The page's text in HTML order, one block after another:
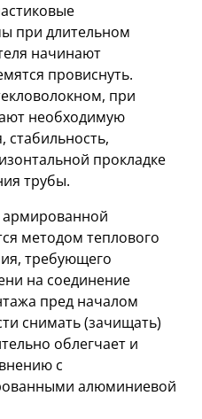
при длительном
начинают
провиснуть.
при
необходимую
стабильность,
прокладке
трубы.
методом теплового
требующего
на соединение
пред началом
снимать (зачищать)
облегчает и
с
алюминиевой